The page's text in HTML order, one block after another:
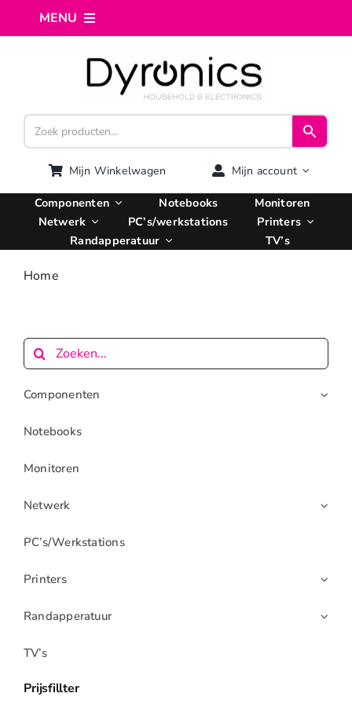
MENU
Webshop
Computer reparatie
AI Integratie
Hosting
Openingstijden
Contact
Mijn Winkelwagen Mijn account
Componenten Notebooks
Monitoren
Netwerk
PC’s/werkstations
Printers
Randapperatuur
TV’s
Home
Zoeken
naar:
Componenten
Notebooks
Monitoren
Netwerk
PC’s/werkstations
Printers
Randapperatuur
TV’s
Prijsfillter